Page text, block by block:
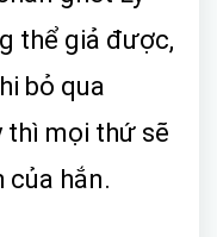
thể giả được,
bỏ qua
thì mọi thứ sẽ
hắn.